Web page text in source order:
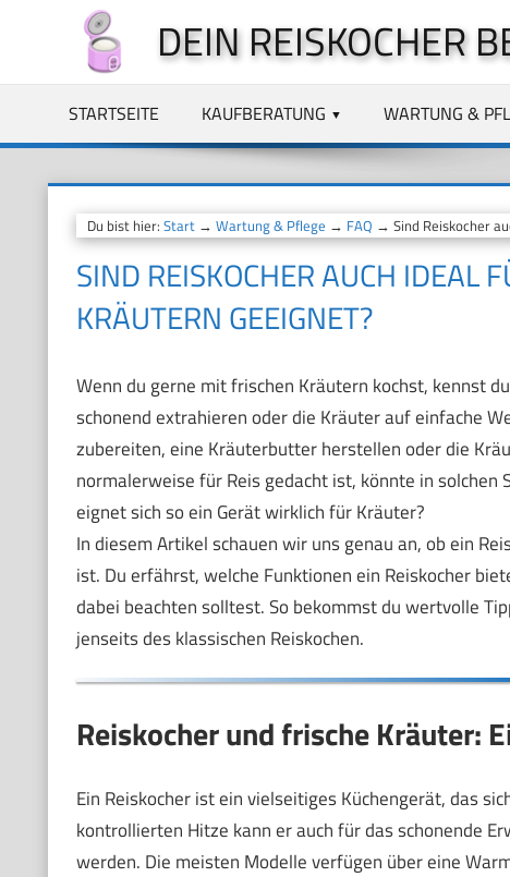
springen
DEIN REISKOCHER
STARTSEITE KAUFBERATUNG WARTUNG &
Du bist hier: Start→ Wartung & Pflege → FAQ → Sind Reiskocher
SIND REISKOCHER AUCH IDEAL
KRÄUTERN GEEIGNET?
Wenn du gerne mit frischen Kräutern kochst, kennst
schonend extrahieren oder die Kräuter auf einfache
zubereiten, eine Kräuterbutter herstellen oder die
normalerweise für Reis gedacht ist, könnte in
eignet sich so ein Gerät wirklich für Kräuter?
In diesem Artikel schauen wir uns genau an, ob ein
ist. Du erfährst, welche Funktionen ein Reiskocher
dabei beachten solltest. So bekommst du wertvolle
jenseits des klassischen Reiskochen.
Reiskocher und frische Kräuter:
Ein Reiskocher ist ein vielseitiges Küchengerät, das
kontrollierten Hitze kann er auch für das schonende
werden. Die meisten Modelle verfügen über eine